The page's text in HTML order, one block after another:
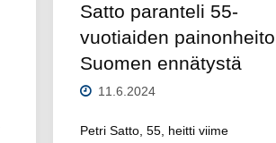
Satto paranteli 55-
vuotiaiden
Suomen ennätystä
11.6.2024
Petri Satto, 55, heitti viime